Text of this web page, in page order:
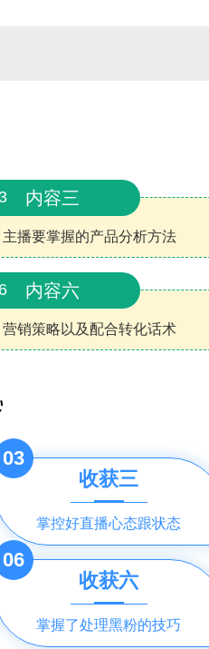
内容三
主播要掌握的产品分析方法
内容六
营销策略以及配合转化话术
03
收获三
掌控好直播心态跟状态
06
收获六
掌握了处理黑粉的技巧